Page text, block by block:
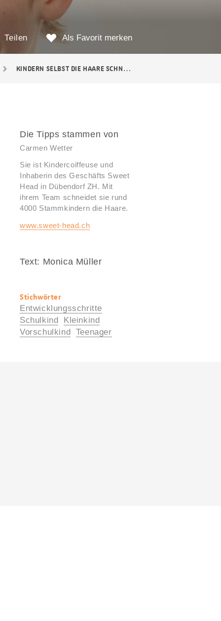
KINDERN SELBST DIE HAARE SCHNEIDEN
Als Favorit merken
Teilen
Die Tipps stammen von
Carmen Wetter
Sie ist Kindercoiffeuse und
Inhaberin des Geschäfts Sweet
Head in Dübendorf ZH. Mit
ihrem Team schneidet sie rund
4000 Stammkindern die Haare.
www.sweet-head.ch
Text: Monica Müller
Nützliche
Informationen
Stichwörter
Entwicklungsschritte
Schulkind
Kleinkind
Vorschulkind Teenager